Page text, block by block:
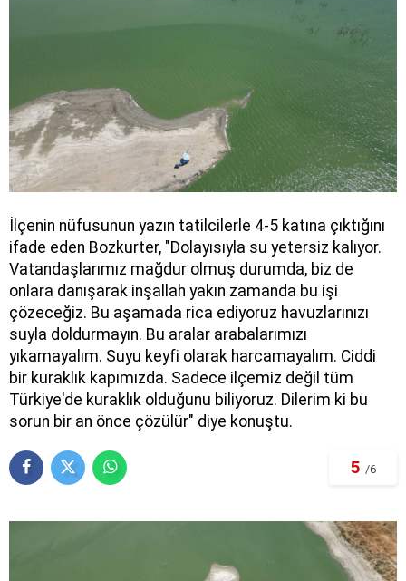
İlçenin nüfusunun yazın tatilcilerle 4-5 katına çıktığını
ifade eden Bozkurter, "Dolayısıyla su yetersiz kalıyor.
Vatandaşlarımız mağdur olmuş durumda, biz de
onlara danışarak inşallah yakın zamanda bu işi
çözeceğiz. Bu aşamada rica ediyoruz havuzlarınızı
suyla doldurmayın. Bu aralar arabalarımızı
yıkamayalım. Suyu keyfi olarak harcamayalım. Ciddi
bir kuraklık kapımızda. Sadece ilçemiz değil tüm
Türkiye'de kuraklık olduğunu biliyoruz. Dilerim ki bu
sorun bir an önce çözülür" diye konuştu.
5 /6